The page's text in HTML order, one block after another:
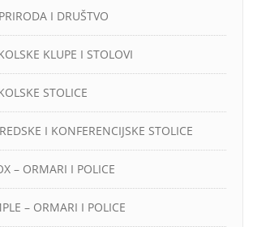
I DRUŠTVO
KLUPE I STOLOVI
STOLICE
I KONFERENCIJSKE STOLICE
– ORMARI I POLICE
– ORMARI I POLICE